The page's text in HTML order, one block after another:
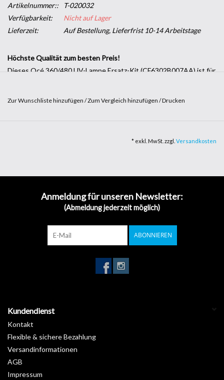
Artikelnummer::
T-020032
Verfügbarkeit:
Nicht auf Lager
Lieferzeit:
Auf Bestellung, Lieferfrist 10-14 Arbeitstage
Höchste Qualität zum besten Preis!
Dieses Océ 360/480 UV-Lampe Ersatz-Kit (CF6302B007AA) ist für
HD4228 / Acuity Advance Select HD4008.
Lieferumfang: 2 Stk. Océ 360/480 UV-Lampen Ersatz-Kit
auszustauschen
Zur Wunschliste hinzufügen /Zum Vergleich hinzufügen /Drucken
* exkl. MwSt. zzgl. Versandkosten
Anmeldung für unseren Newsletter:
(Abmeldung jederzeit möglich)
ABONNIEREN
Kundendienst
Kontakt
Flexible & sichere Bezahlung
Versandinformationen
AGB
Impressum